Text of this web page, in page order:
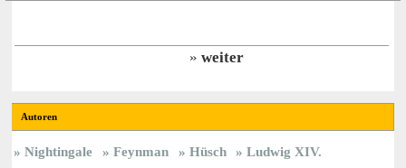
weiter
Autoren
Nightingale Feynman Hüsch
Ludwig XIV.